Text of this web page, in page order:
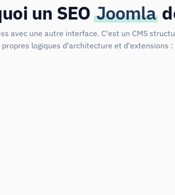
un SEOJoomla
avec une autre interface. C'est un CMS
propres logiques d'architecture et d'extensions :